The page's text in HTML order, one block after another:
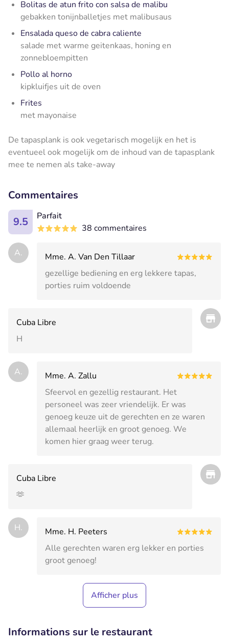
Bolitas de atun frito con salsa de malibu
gebakken tonijnballetjes met malibusaus
Ensalada queso de cabra caliente
salade met warme geitenkaas, honing en
zonnebloempitten
Pollo al horno
kipkluifjes uit de oven
Frites
met mayonaise
De tapasplank is ook vegetarisch mogelijk en het is
eventueel ook mogelijk om de inhoud van de tapasplank
mee te nemen als take-away
Commentaires
9.5
Parfait
38 commentaires
A.
Mme. A. Van Den Tillaar
gezellige bediening en erg lekkere tapas,
porties ruim voldoende
Cuba Libre
H
A.
Mme. A. Zallu
Sfeervol en gezellig restaurant. Het
personeel was zeer vriendelijk. Er was
genoeg keuze uit de gerechten en ze waren
allemaal heerlijk en groot genoeg. We
komen hier graag weer terug.
Cuba Libre
🫶
H.
Mme. H. Peeters
Alle gerechten waren erg lekker en porties
groot genoeg!
Afficher plus
Informations sur le restaurant